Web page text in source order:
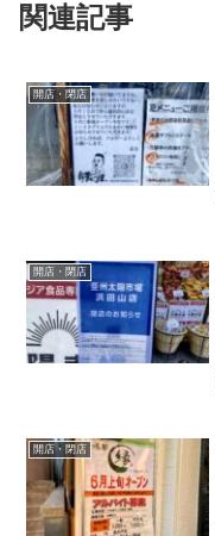
関連記事
開店・閉店
開店・閉店
開店・閉店